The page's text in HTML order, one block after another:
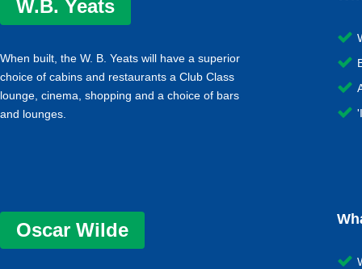
W.B. Yeats
When built, the W. B. Yeats will have a superior
choice of cabins and restaurants a Club Class
lounge, cinema, shopping and a choice of bars
and lounges.
Oscar Wilde